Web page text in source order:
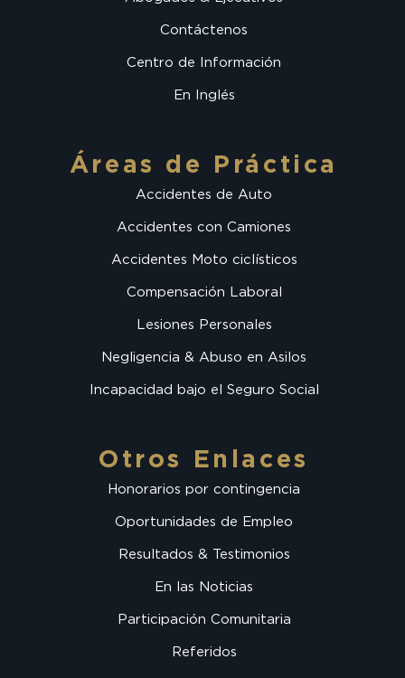
Contáctenos
Centro de Información
En Inglés
Áreas de Práctica
Accidentes de Auto
Accidentes con Camiones
Accidentes Moto ciclísticos
Compensación Laboral
Lesiones Personales
Negligencia & Abuso en Asilos
Incapacidad bajo el Seguro Social
Otros Enlaces
Honorarios por contingencia
Oportunidades de Empleo
Resultados & Testimonios
En las Noticias
Participación Comunitaria
Referidos